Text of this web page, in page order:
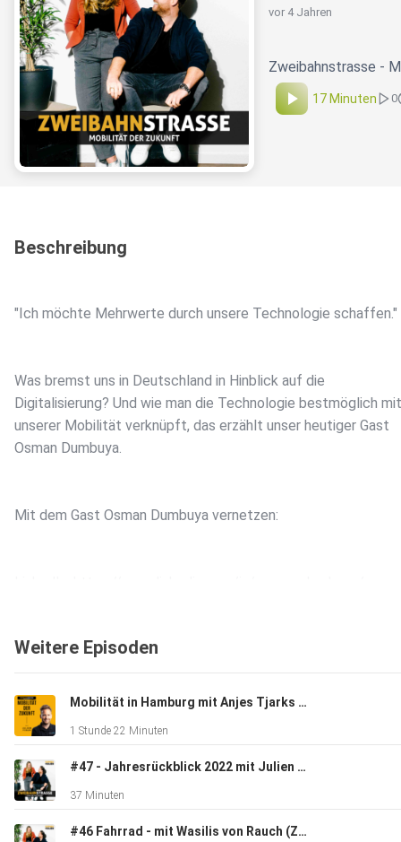
vor 4 Jahren
Zweibahnstrasse -
17 Minuten 0
Beschreibung
"Ich möchte Mehrwerte durch unsere Technologie schaffen."
Was bremst uns in Deutschland in Hinblick auf die
Digitalisierung? Und wie man die Technologie bestmöglich mit
unserer Mobilität verknüpft, das erzählt unser heutiger Gast
Osman Dumbuya.
Mit dem Gast Osman Dumbuya vernetzen:
Website: https://www.incari.com
UNSER PARTNER: HEY/HAMBURG powered by SHIFT Mobility
Website HEY/HAMBURG: https://hey-hamburg.com
Weitere Episoden
Mobilität in Hamburg mit Anjes Tjarks und Kaitlyn
1 Stunde 22 Minuten
#47 - Jahresrückblick 2022 mit Julien & Sophia
37 Minuten
#46 Fahrrad - mit Wasilis von Rauch (Zukunft Fahrrad)